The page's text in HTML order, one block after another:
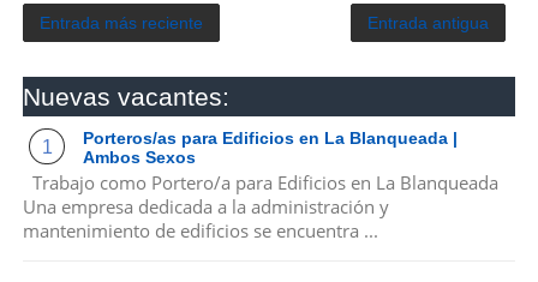
Entrada más reciente Entrada antigua
Nuevas vacantes:
Porteros/as para Edificios en La Blanqueada |
Ambos Sexos
Trabajo como Portero/a para Edificios en La Blanqueada
Una empresa dedicada a la administración y
mantenimiento de edificios se encuentra ...